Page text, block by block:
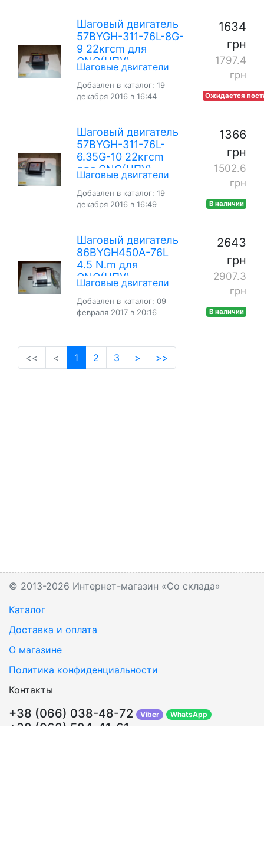
Шаговый двигатель
57BYGH-311-76L-8G-
9 22кгcm для
CNC(ЧПУ)
Шаговые двигатели
Добавлен в каталог: 19
декабря 2016 в 16:44
1634
грн
1797.4
грн
Ожидается
Шаговый двигатель
57BYGH-311-76L-
6.35G-10 22кгcm
для CNC(ЧПУ)
Шаговые двигатели
Добавлен в каталог: 19
декабря 2016 в 16:49
1366
грн
1502.6
грн
В наличии
Шаговый двигатель
86BYGH450А-76L
4.5 N.m для
CNC(ЧПУ)
Шаговые двигатели
Добавлен в каталог: 09
февраля 2017 в 20:16
2643
грн
2907.3
грн
В наличии
<< < 1 (current)
2 3 > >>
© 2013-2026 Интернет-магазин «Со склада»
Каталог
Доставка и оплата
О магазине
Политика конфиденциальности
Контакты
+38 (066) 038-48-72 Viber WhatsApp
+38 (068) 584-41-61